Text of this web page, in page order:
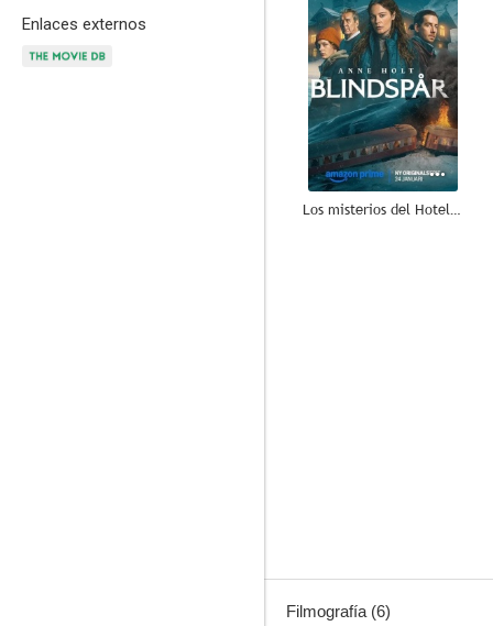
Enlaces externos
Los misterios del Hotel Finse
Filmografía (6)